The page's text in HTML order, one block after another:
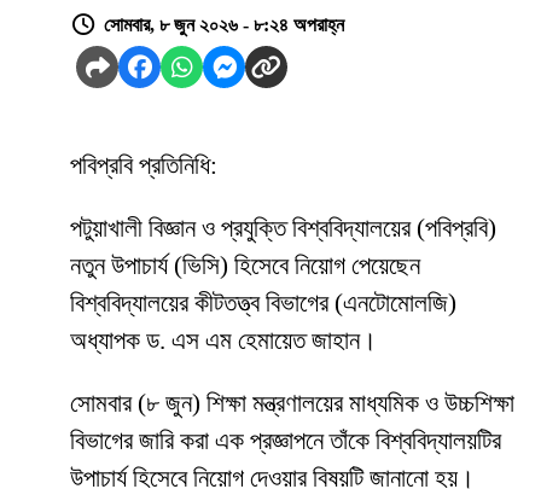
সোমবার, ৮ জুন ২০২৬ - ৮:২৪ অপরাহ্ন
পবিপ্রবি প্রতিনিধি:
পটুয়াখালী বিজ্ঞান ও প্রযুক্তি বিশ্ববিদ্যালয়ের (পবিপ্রবি)
নতুন উপাচার্য (ভিসি) হিসেবে নিয়োগ পেয়েছেন
বিশ্ববিদ্যালয়ের কীটতত্ত্ব বিভাগের (এনটোমোলজি)
অধ্যাপক ড. এস এম হেমায়েত জাহান।
সোমবার (৮ জুন) শিক্ষা মন্ত্রণালয়ের মাধ্যমিক ও উচ্চশিক্ষা
বিভাগের জারি করা এক প্রজ্ঞাপনে তাঁকে বিশ্ববিদ্যালয়টির
উপাচার্য হিসেবে নিয়োগ দেওয়ার বিষয়টি জানানো হয়।